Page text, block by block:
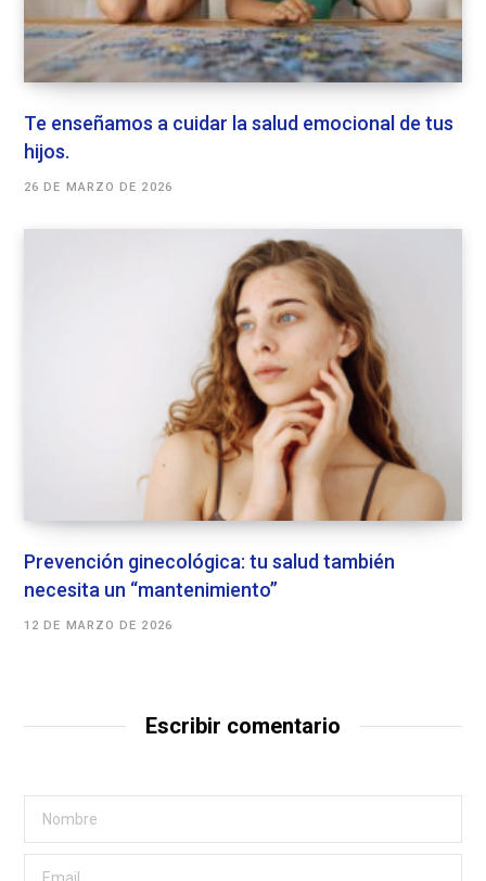
Te enseñamos a cuidar la salud emocional de tus
hijos.
26 DE MARZO DE 2026
Prevención ginecológica: tu salud también
necesita un “mantenimiento”
12 DE MARZO DE 2026
Escribir comentario